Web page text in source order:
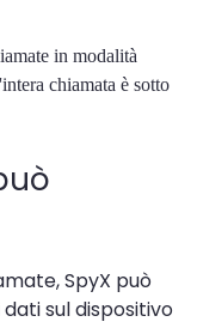
in modalità
chiamata è sotto
SpyX può
sul dispositivo